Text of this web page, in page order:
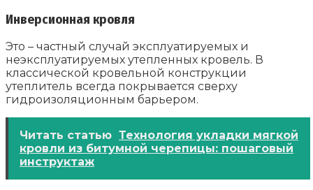
Инверсионная кровля
Это – частный случай эксплуатируемых и
неэксплуатируемых утепленных кровель. В
классической кровельной конструкции
утеплитель всегда покрывается сверху
гидроизоляционным барьером.
Читать статью Технология укладки мягкой
кровли из битумной черепицы: пошаговый
инструктаж